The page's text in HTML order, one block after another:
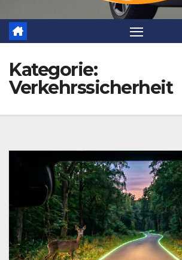
Kategorie:
Verkehrssicherheit